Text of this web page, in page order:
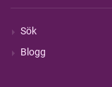
Sök
Blogg